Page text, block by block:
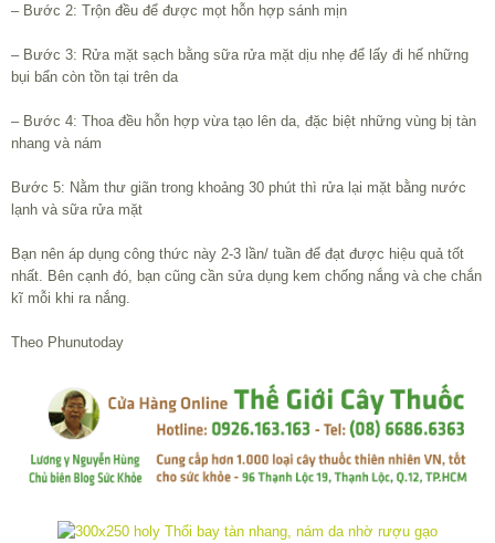
– Bước 2: Trộn đều để được mọt hỗn hợp sánh mịn
– Bước 3: Rửa mặt sạch bằng sữa rửa mặt dịu nhẹ để lấy đi hế những
bụi bẩn còn tồn tại trên da
– Bước 4: Thoa đều hỗn hợp vừa tạo lên da, đặc biệt những vùng bị tàn
nhang và nám
Bước 5: Nằm thư giãn trong khoảng 30 phút thì rửa lại mặt bằng nước
lạnh và sữa rửa mặt
Bạn nên áp dụng công thức này 2-3 lần/ tuần để đạt được hiệu quả tốt
nhất. Bên cạnh đó, bạn cũng cần sửa dụng kem chống nắng và che chắn
kĩ mỗi khi ra nắng.
Theo Phunutoday